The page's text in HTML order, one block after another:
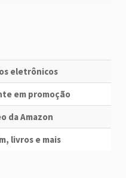
eletrônicos
em promoção
da Amazon
livros e mais